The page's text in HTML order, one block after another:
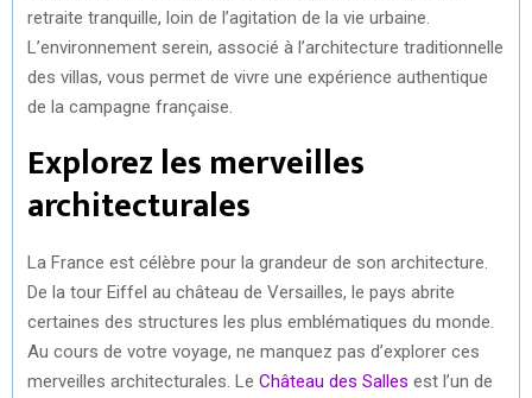
retraite tranquille, loin de l’agitation de la vie urbaine.
L’environnement serein, associé à l’architecture traditionnelle
des villas, vous permet de vivre une expérience authentique
de la campagne française.
Explorez les merveilles
architecturales
La France est célèbre pour la grandeur de son architecture.
De la tour Eiffel au château de Versailles, le pays abrite
certaines des structures les plus emblématiques du monde.
Au cours de votre voyage, ne manquez pas d’explorer ces
merveilles architecturales. Le Château des Salles est l’un de